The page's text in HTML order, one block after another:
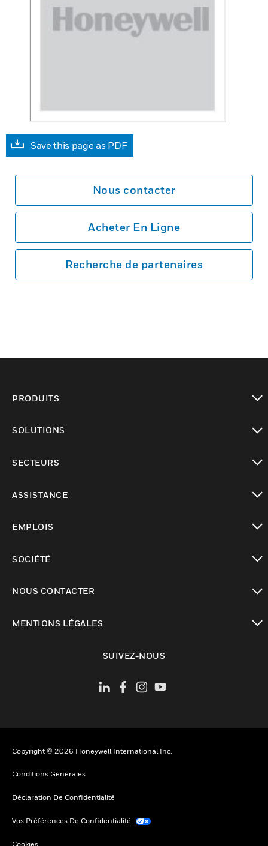
Save this page as PDF
Nous contacter
Acheter En Ligne
Recherche de partenaires
PRODUITS
SOLUTIONS
SECTEURS
ASSISTANCE
EMPLOIS
SOCIÉTÉ
NOUS CONTACTER
MENTIONS LÉGALES
SUIVEZ-NOUS
Copyright © 2026 Honeywell International Inc.
Conditions Générales
Déclaration De Confidentialité
Vos Préférences De Confidentialité
Cookies